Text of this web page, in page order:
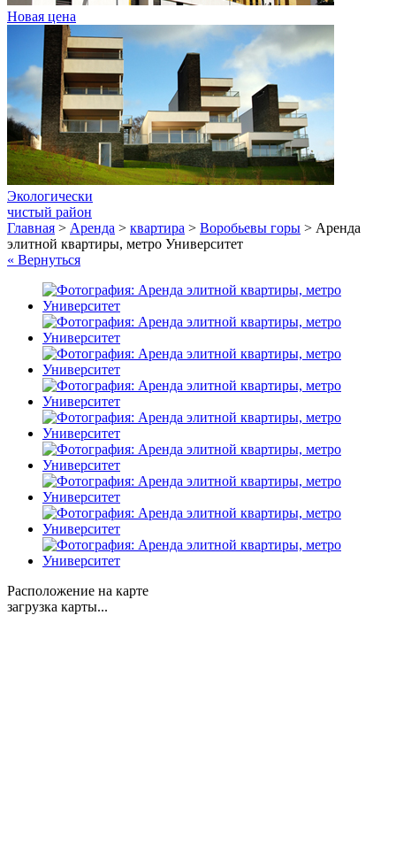
Новая цена
Экологически
чистый район
Главная > Аренда > квартира > Воробьевы горы > Аренда
элитной квартиры, метро Университет
« Вернуться
Расположение на карте
загрузка карты...